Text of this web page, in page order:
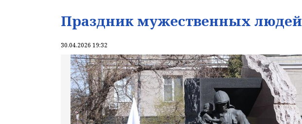
Праздник мужественных людей
30.04.2026 19:32